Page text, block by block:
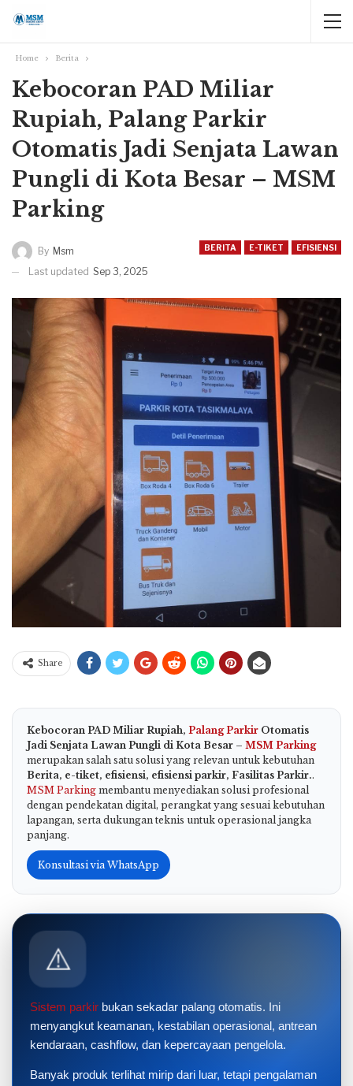
Home Berita
Kebocoran PAD Miliar
Rupiah, Palang Parkir
Otomatis Jadi Senjata Lawan
Pungli di Kota Besar – MSM
Parking
BERITA E-TIKET EFISIENSI
By Msm
Last updated Sep 3, 2025
Share
Kebocoran PAD Miliar Rupiah, Palang Parkir Otomatis
Jadi Senjata Lawan Pungli di Kota Besar – MSM Parking
merupakan salah satu solusi yang relevan untuk kebutuhan
Berita, e-tiket, efisiensi, efisiensi parkir, Fasilitas Parkir..
MSM Parking membantu menyediakan solusi profesional
dengan pendekatan digital, perangkat yang sesuai kebutuhan
lapangan, serta dukungan teknis untuk operasional jangka
panjang.
Konsultasi via WhatsApp
⚠️
Sistem parkir bukan sekadar palang otomatis. Ini
menyangkut keamanan, kestabilan operasional, antrean
kendaraan, cashflow, dan kepercayaan pengelola.
Banyak produk terlihat mirip dari luar, tetapi pengalaman